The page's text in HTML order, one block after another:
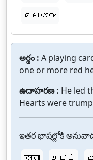
മലയാളം
అర్థం : A playing
one or more red
ఉదాహరణ : He led
Hearts were
ఇతర భాషల్లోకి